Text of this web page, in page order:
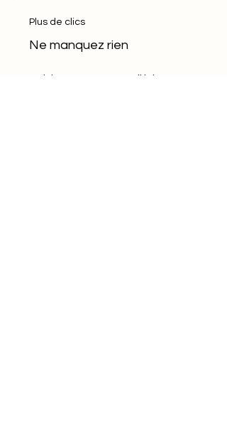
Plus de clics
Ne manquez rien
Saisissez votre e-mail ici